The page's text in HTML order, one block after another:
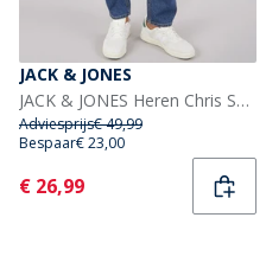
JACK & JONES
JACK & JONES Heren Chris SQ 959 Relaxed Fit Jeans Blauw
Adviesprijs€ 49,99
Bespaar€ 23,00
Current
€ 26,99